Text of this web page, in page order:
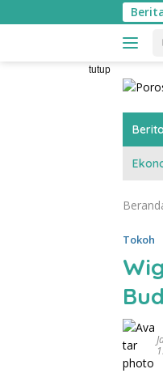
ke
tutup
Berita
Tokoh